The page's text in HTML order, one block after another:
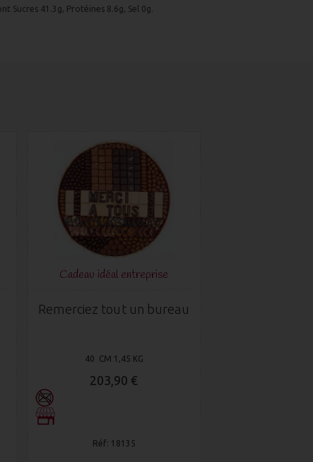
Sucres 41.3g, Protéines 8.6g, Sel 0g.
Cadeau idéal entreprise
Remerciez tout un bureau
40 CM 1,45 KG
203,90 €
Réf: 18135